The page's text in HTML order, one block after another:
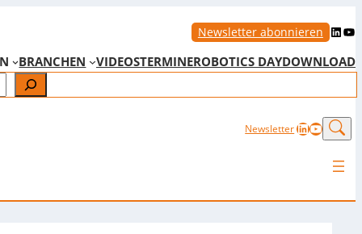
Newsletter abonnieren LinkedIn YouTube
BRANCHEN VIDEOSTERMINEROBOTICS DAYDOWNLOAD
NewsletterLinkedIn